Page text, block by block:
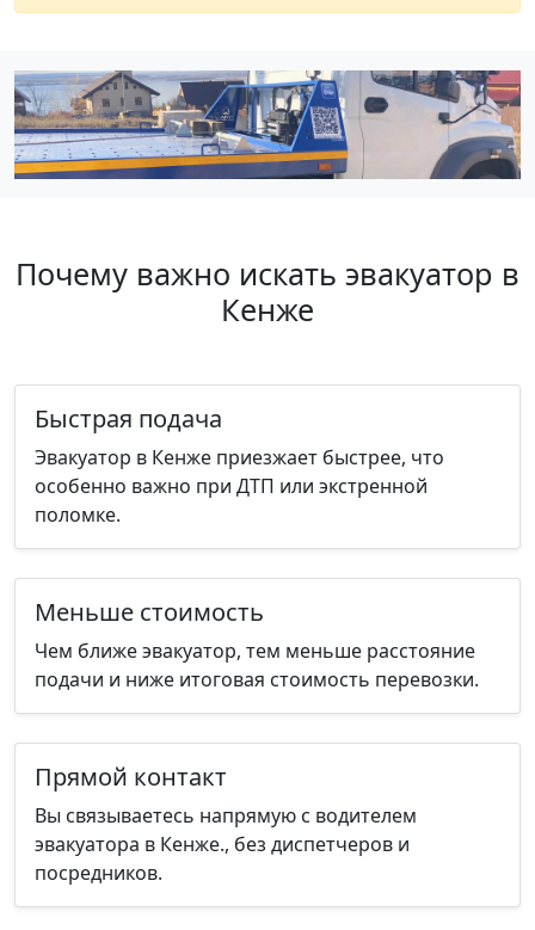
Почему важно искать эвакуатор в
Кенже
Быстрая подача
Эвакуатор в Кенже приезжает быстрее, что
особенно важно при ДТП или экстренной
поломке.
Меньше стоимость
Чем ближе эвакуатор, тем меньше расстояние
подачи и ниже итоговая стоимость перевозки.
Прямой контакт
Вы связываетесь напрямую с водителем
эвакуатора в Кенже., без диспетчеров и
посредников.